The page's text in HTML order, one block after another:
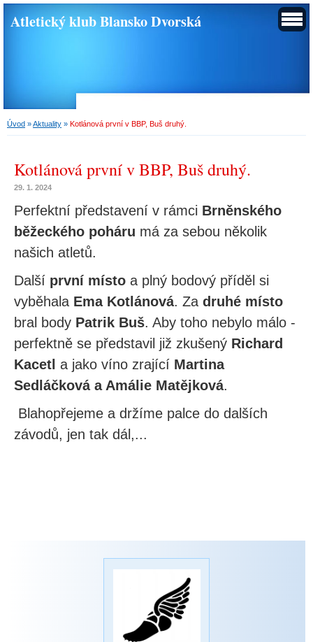
Atletický klub Blansko Dvorská
Úvod »Aktuality » Kotlánová první v BBP, Buš druhý.
Kotlánová první v BBP, Buš druhý.
29. 1. 2024
Perfektní představení v rámci Brněnského
běžeckého poháru má za sebou několik
našich atletů.
Další první místo a plný bodový příděl si
vyběhala Ema Kotlánová. Za druhé místo
bral body Patrik Buš. Aby toho nebylo málo -
perfektně se představil již zkušený Richard
Kacetl a jako víno zrající Martina
Sedláčková a Amálie Matějková.
Blahopřejeme a držíme palce do dalších
závodů, jen tak dál,...